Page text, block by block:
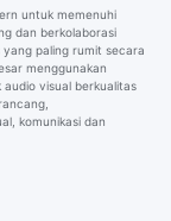
untuk memenuhi
dan berkolaborasi
paling rumit secara
menggunakan
visual berkualitas
komunikasi dan